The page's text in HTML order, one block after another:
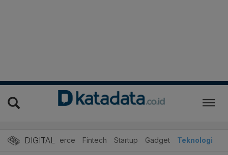
DIGITAL
E-Commerce Fintech Startup Gadget Teknologi